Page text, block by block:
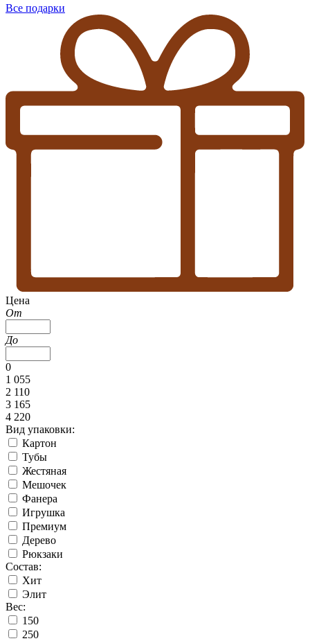
Все подарки
Цена
От
До
0
1 055
2 110
3 165
4 220
Вид упаковки:
Картон
Тубы
Жестяная
Мешочек
Фанера
Игрушка
Премиум
Дерево
Рюкзаки
Состав:
Хит
Элит
Вес:
150
250